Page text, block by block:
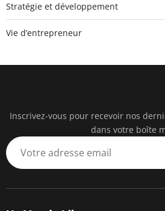
Stratégie et développement
Vie d’entrepreneur
Inscrivez-vous pour recevoir nos
dans votre boîte